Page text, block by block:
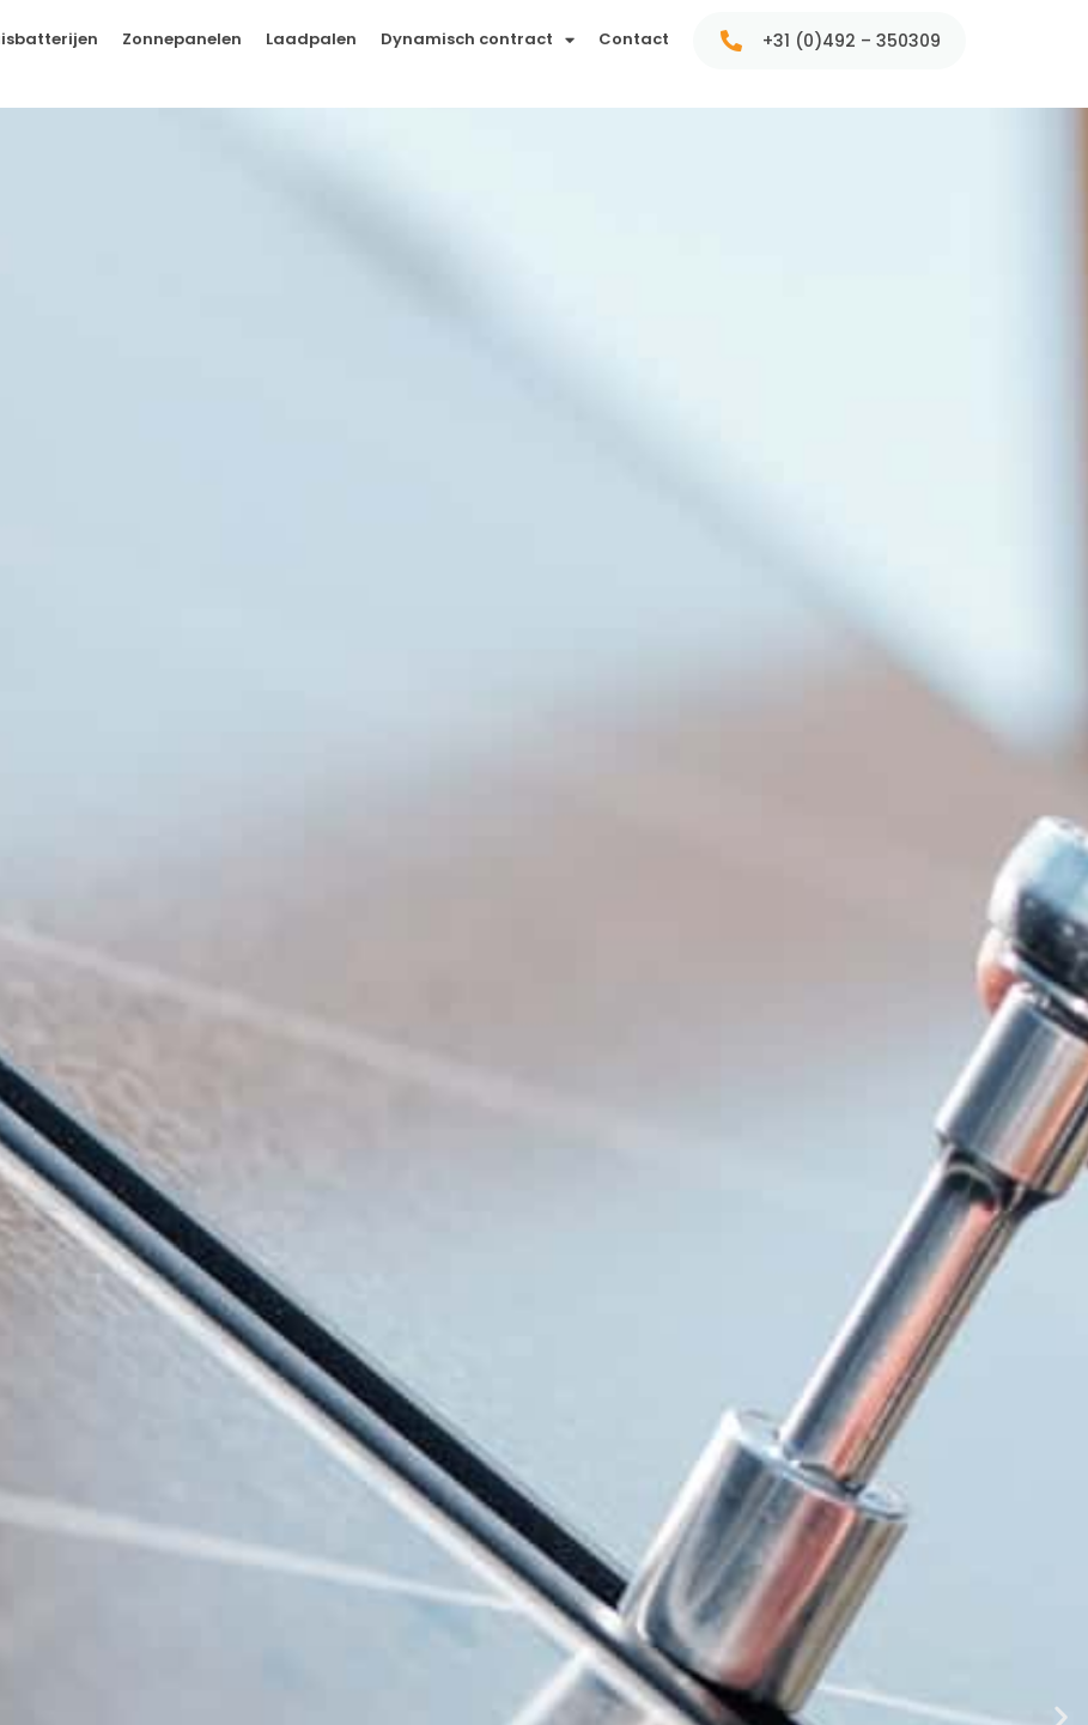
Zonnepanelen Laadpalen Dynamisch contract Contact +31 (0)492 – 350309